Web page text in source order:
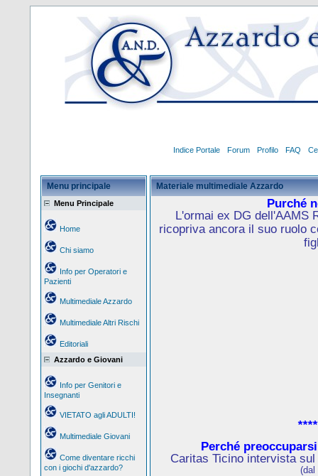
Indice Portale Forum Profilo FAQ
Menu principale
Menu Principale
Home
Chi siamo
Info per Operatori e
Pazienti
Multimediale Azzardo
Multimediale Altri Rischi
Editoriali
Azzardo e Giovani
Info per Genitori e
Insegnanti
VIETATO agli ADULTI!
Multimediale Giovani
Come diventare ricchi
con i giochi d'azzardo?
Materiale multimediale Azzardo
Purché
L'ormai ex DG dell'AAMS
ricopriva ancora il suo ruolo
Perché
Caritas Ticino intervista
(dal